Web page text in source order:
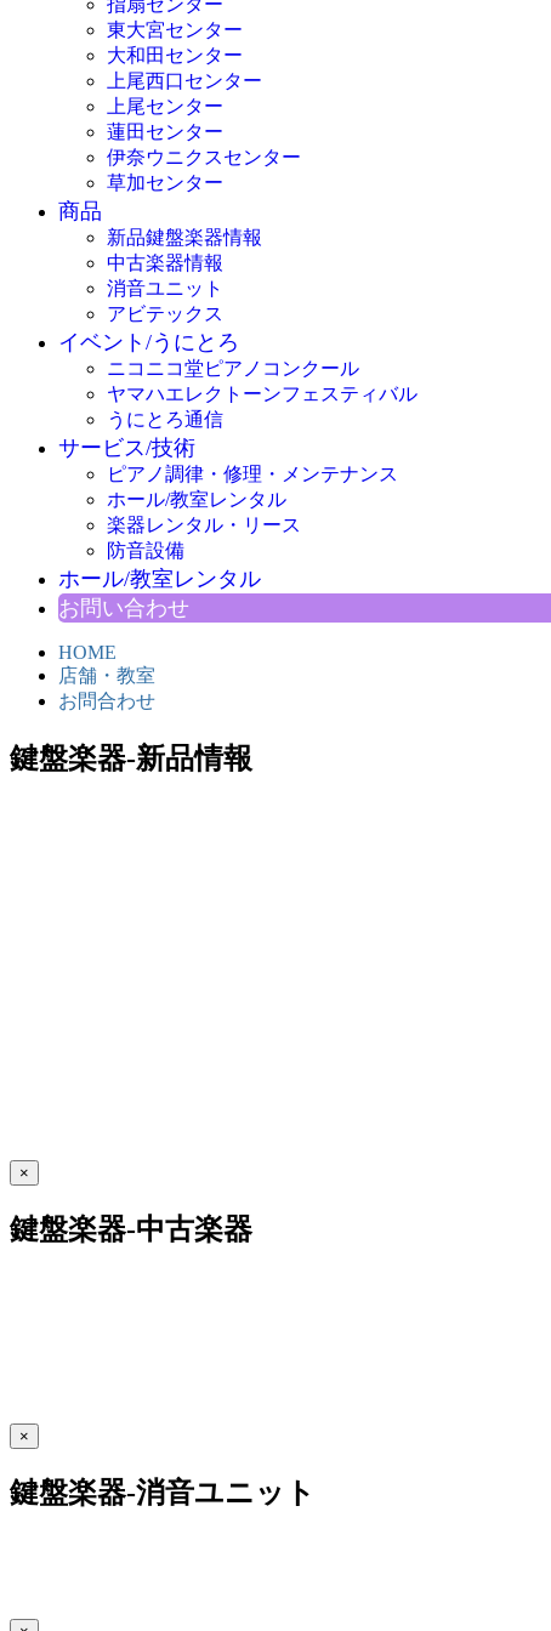
指扇センター
東大宮センター
大和田センター
上尾西口センター
上尾センター
蓮田センター
伊奈ウニクスセンター
草加センター
商品
新品鍵盤楽器情報
中古楽器情報
消音ユニット
アビテックス
イベント/うにとろ
ニコニコ堂ピアノコンクール
ヤマハエレクトーンフェスティバル
うにとろ通信
サービス/技術
ピアノ調律・修理・メンテナンス
ホール/教室レンタル
楽器レンタル・リース
防音設備
ホール/教室レンタル
お問い合わせ
HOME
店舗・教室
お問合わせ
鍵盤楽器-新品情報
×
鍵盤楽器-中古楽器
×
鍵盤楽器-消音ユニット